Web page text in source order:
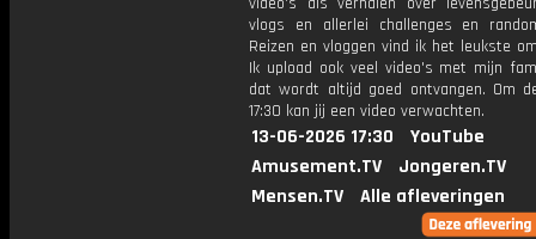
vlogs en allerlei challenges en
Reizen en vloggen vind ik het leukste
Ik upload ook veel video's met mijn
dat wordt altijd goed ontvangen. Om
17:30 kan jij een video verwachten.
13-06-2026 17:30
YouTube
Amusement.TV
Jongeren.TV
Mensen.TV
Alle afleveringen